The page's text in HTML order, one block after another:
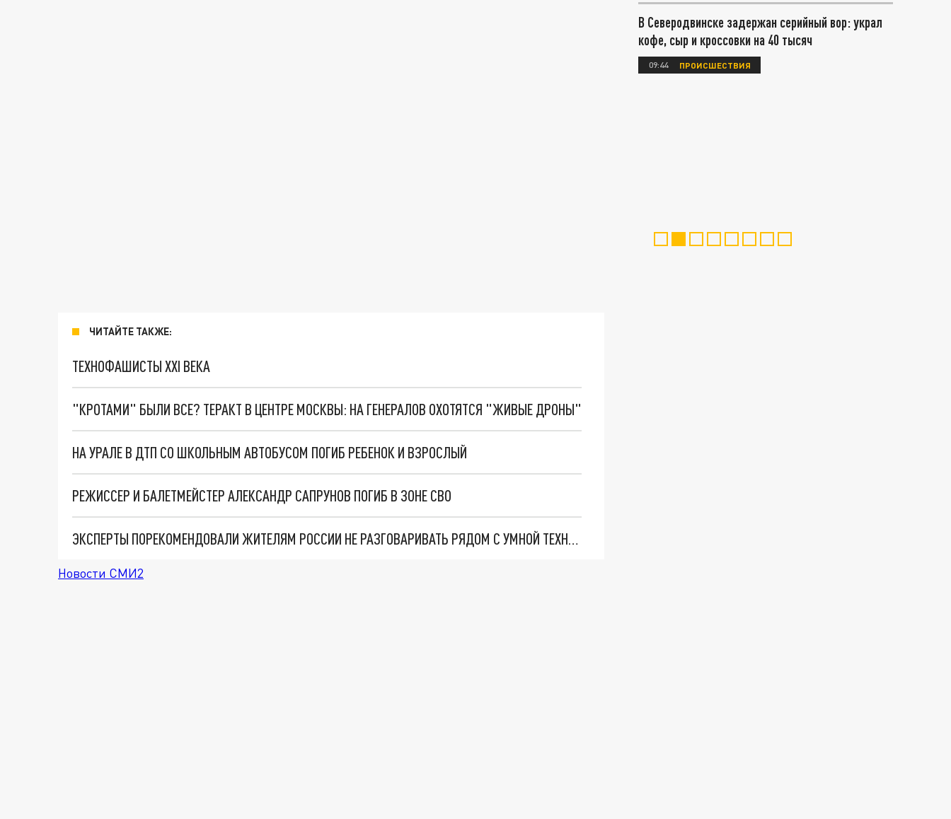
ЧИТАЙТЕ ТАКЖЕ:
ТЕХНОФАШИСТЫ XXI ВЕКА
"КРОТАМИ" БЫЛИ ВСЕ? ТЕРАКТ В ЦЕНТРЕ МОСКВЫ: НА ГЕНЕРАЛОВ ОХОТЯТСЯ "ЖИВЫЕ ДРОНЫ"
НА УРАЛЕ В ДТП СО ШКОЛЬНЫМ АВТОБУСОМ ПОГИБ РЕБЕНОК И ВЗРОСЛЫЙ
РЕЖИССЕР И БАЛЕТМЕЙСТЕР АЛЕКСАНДР САПРУНОВ ПОГИБ В ЗОНЕ СВО
ЭКСПЕРТЫ ПОРЕКОМЕНДОВАЛИ ЖИТЕЛЯМ РОССИИ НЕ РАЗГОВАРИВАТЬ РЯДОМ С УМНОЙ ТЕХНИКОЙ
Новости СМИ2
В Северодвинске задержан серийный вор: украл
кофе, сыр и кроссовки на 40 тысяч
09:44 ПРОИСШЕСТВИЯ